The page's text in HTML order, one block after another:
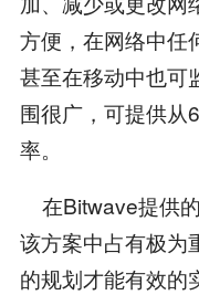
方便，在网络中任
甚至在移动中也可
围很广，可提供
率。
在Bitwave提供
该方案中占有极为
的规划才能有效的